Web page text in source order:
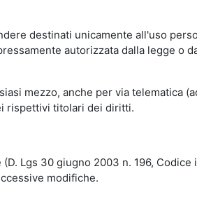
destinati unicamente all'uso
autorizzata dalla legge o
mezzo, anche per via telematica
rispettivi titolari dei diritti.
Lgs 30 giugno 2003 n. 196,
modifiche.